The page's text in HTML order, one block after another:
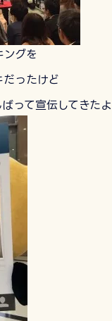
グを
ったけど
って宣伝してきたよ